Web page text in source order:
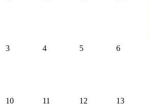
3 4 5 6
10 11 12 13